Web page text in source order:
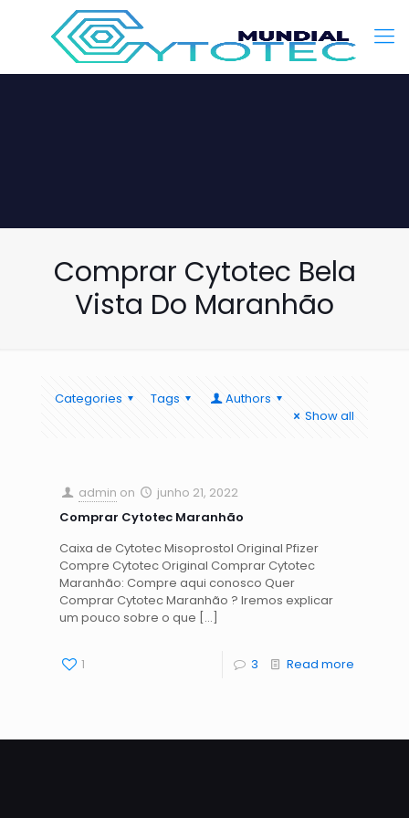
Comprar Cytotec Bela
Vista Do Maranhão
Categories Tags
Authors
Show all
admin on
junho 21, 2022
Comprar Cytotec Maranhão
Caixa de Cytotec Misoprostol Original Pfizer
Compre Cytotec Original Comprar Cytotec
Maranhão: Compre aqui conosco Quer
Comprar Cytotec Maranhão ? Iremos explicar
um pouco sobre o que […]
1 3 Read more